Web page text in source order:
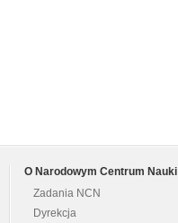
O Narodowym Centrum Nauki
Zadania NCN
Dyrekcja